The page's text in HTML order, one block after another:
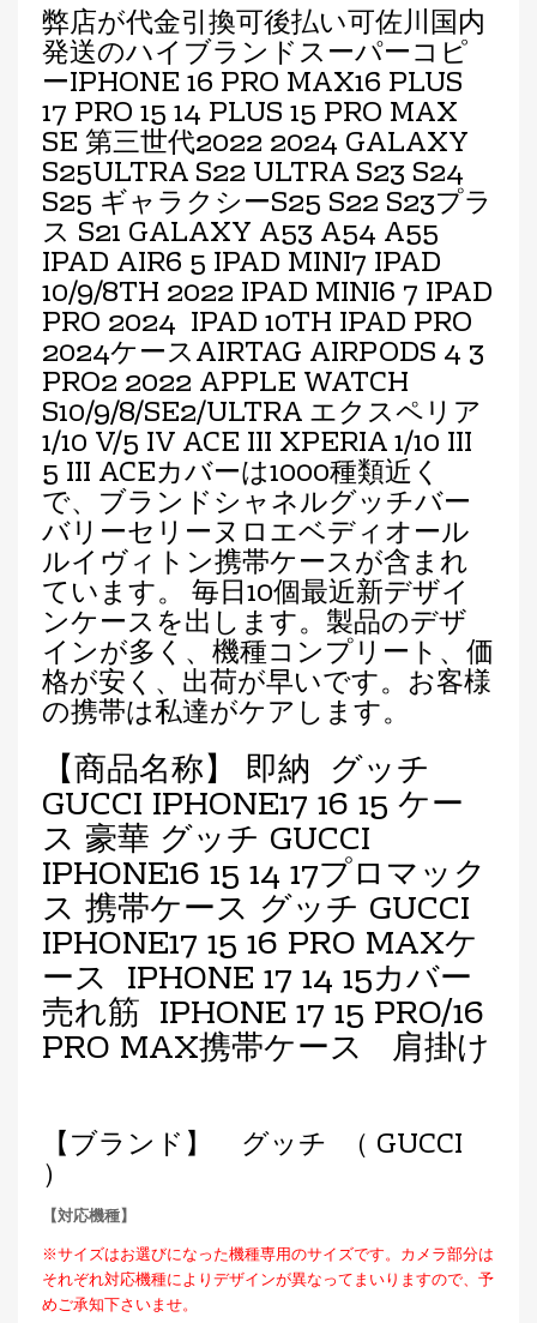
弊店が代金引換可後払い可佐川国内
発送のハイブランドスーパーコピ
ーIPHONE 16 PRO MAX16 PLUS
17 PRO 15 14 PLUS 15 PRO MAX
SE 第三世代2022 2024 GALAXY
S25ULTRA S22 ULTRA S23 S24
S25 ギャラクシーS25 S22 S23プラ
ス S21 GALAXY A53 A54 A55
IPAD AIR6 5 IPAD MINI7 IPAD
10/9/8TH 2022 IPAD MINI6 7 IPAD
PRO 2024 IPAD 10TH IPAD PRO
2024ケースAIRTAG AIRPODS 4 3
PRO2 2022 APPLE WATCH
S10/9/8/SE2/ULTRA エクスペリア
1/10 V/5 IV ACE III XPERIA 1/10 III
5 III ACEカバーは1000種類近く
で、ブランドシャネルグッチバー
バリーセリーヌロエベディオール
ルイヴィトン携帯ケースが含まれ
ています。 毎日10個最近新デザイ
ンケースを出します。製品のデザ
インが多く、機種コンプリート、価
格が安く、出荷が早いです。お客様
の携帯は私達がケアします。
【商品名称】 即納 グッチ
GUCCI IPHONE17 16 15 ケー
ス 豪華 グッチ GUCCI
IPHONE16 15 14 17プロマック
ス 携帯ケース グッチ GUCCI
IPHONE17 15 16 PRO MAXケ
ース IPHONE 17 14 15カバー
売れ筋 IPHONE 17 15 PRO/16
PRO MAX携帯ケース 肩掛け
【ブランド】 グッチ （ GUCCI
）
【対応機種】
※サイズはお選びになった機種専用のサイズです。カメラ部分は
それぞれ対応機種によりデザインが異なってまいりますので、予
めご承知下さいませ。